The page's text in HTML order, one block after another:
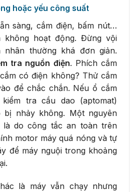
hoặc yếu công suất
sàng, cắm điện, bấm nút…
không hoạt động. Đừng vội
nhân thường khá đơn giản.
tra nguồn điện. Phích cắm
có điện không? Thử cắm
để chắc chắn. Nếu ổ cắm
tra cầu dao (aptomat)
nhảy không. Một nguyên
do công tắc an toàn trên
motor máy quá nóng và tự
để máy nguội trong khoảng
là máy vẫn chạy nhưng